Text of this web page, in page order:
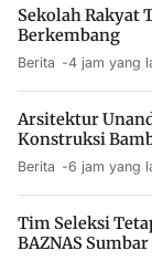
Sekolah Rakyat
Berkembang
Berita 4 jam yang
Arsitektur
Konstruksi
Berita 6 jam yang
Tim Seleksi
BAZNAS Sumbar